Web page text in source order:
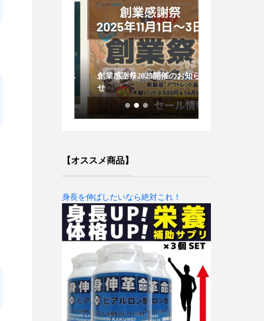
創業感謝祭2025開催のお知ら
【オススメ商品】
身長を伸ばしたいなら絶対これ！